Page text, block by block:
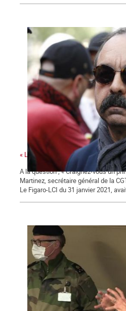
« La colère sociale est là » ...
A la question ; « Craignez-vous un
Martinez, secrétaire général de la
Le Figaro-LCI du 31 janvier 2021,